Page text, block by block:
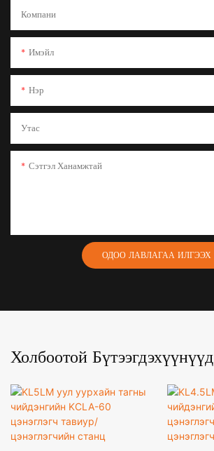
Компани
Имэйл
Нэр
Утас
Сэтгэл Ханамжтай
ОДОО ЛАВЛАГАА ИЛГЭЭХ
Холбоотой Бүтээгдэхүүнүүд